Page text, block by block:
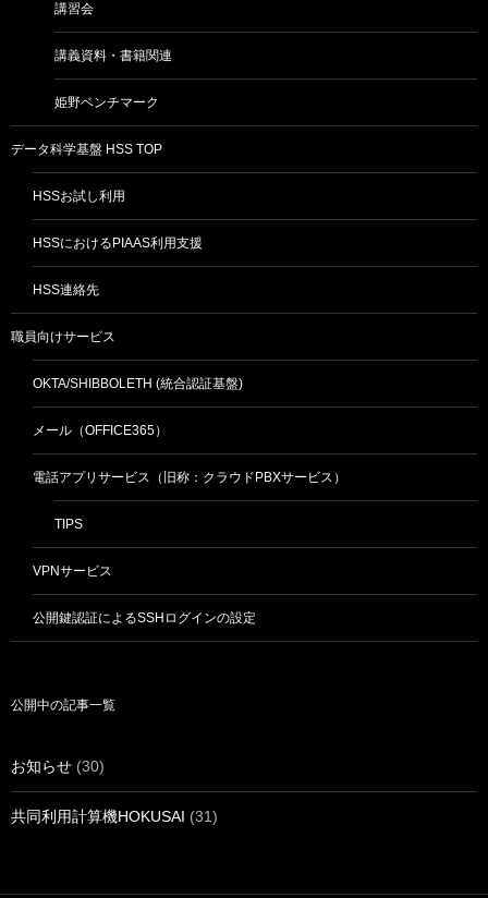
講習会
講義資料・書籍関連
姫野ベンチマーク
データ科学基盤 HSS TOP
HSSお試し利用
HSSにおけるPIAAS利用支援
HSS連絡先
職員向けサービス
OKTA/SHIBBOLETH (統合認証基盤)
メール（OFFICE365）
電話アプリサービス（旧称：クラウドPBXサービス）
TIPS
VPNサービス
公開鍵認証によるSSHログインの設定
公開中の記事一覧
お知らせ (30)
共同利用計算機HOKUSAI (31)